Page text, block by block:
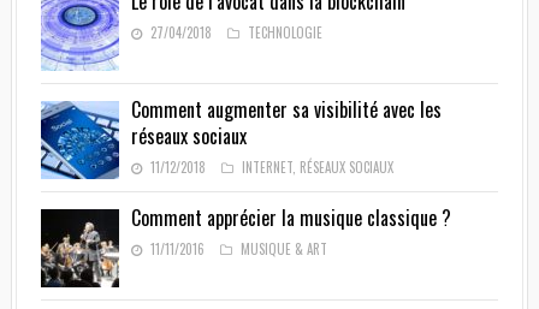
27/04/2018 TECHNOLOGIE
Comment augmenter sa visibilité avec les
réseaux sociaux
11/12/2018 INTERNET, RÉSEAUX SOCIAUX
Comment apprécier la musique classique ?
11/11/2016 MUSIQUE & ART